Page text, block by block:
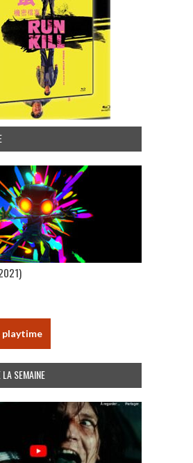
playtime
SEMAINE